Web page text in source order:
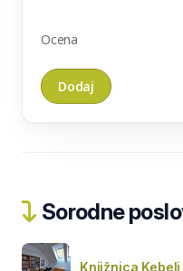
Ocena
Sorodne
Knjižnica